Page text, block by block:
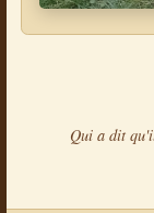
Qui a dit